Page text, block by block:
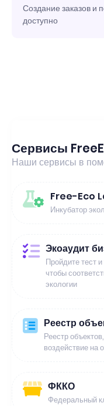
Создание заказов и
доступно
Сервисы
Наши сервисы в
Free-Eco
Инкубатор
Экоаудит
Пройдите тест
чтобы
экологии
Реестр
Реестр
воздействие
ФККО
Федеральный